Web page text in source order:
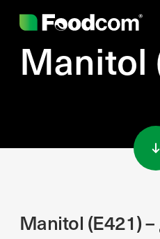
Manitol
Manitol (E421) –